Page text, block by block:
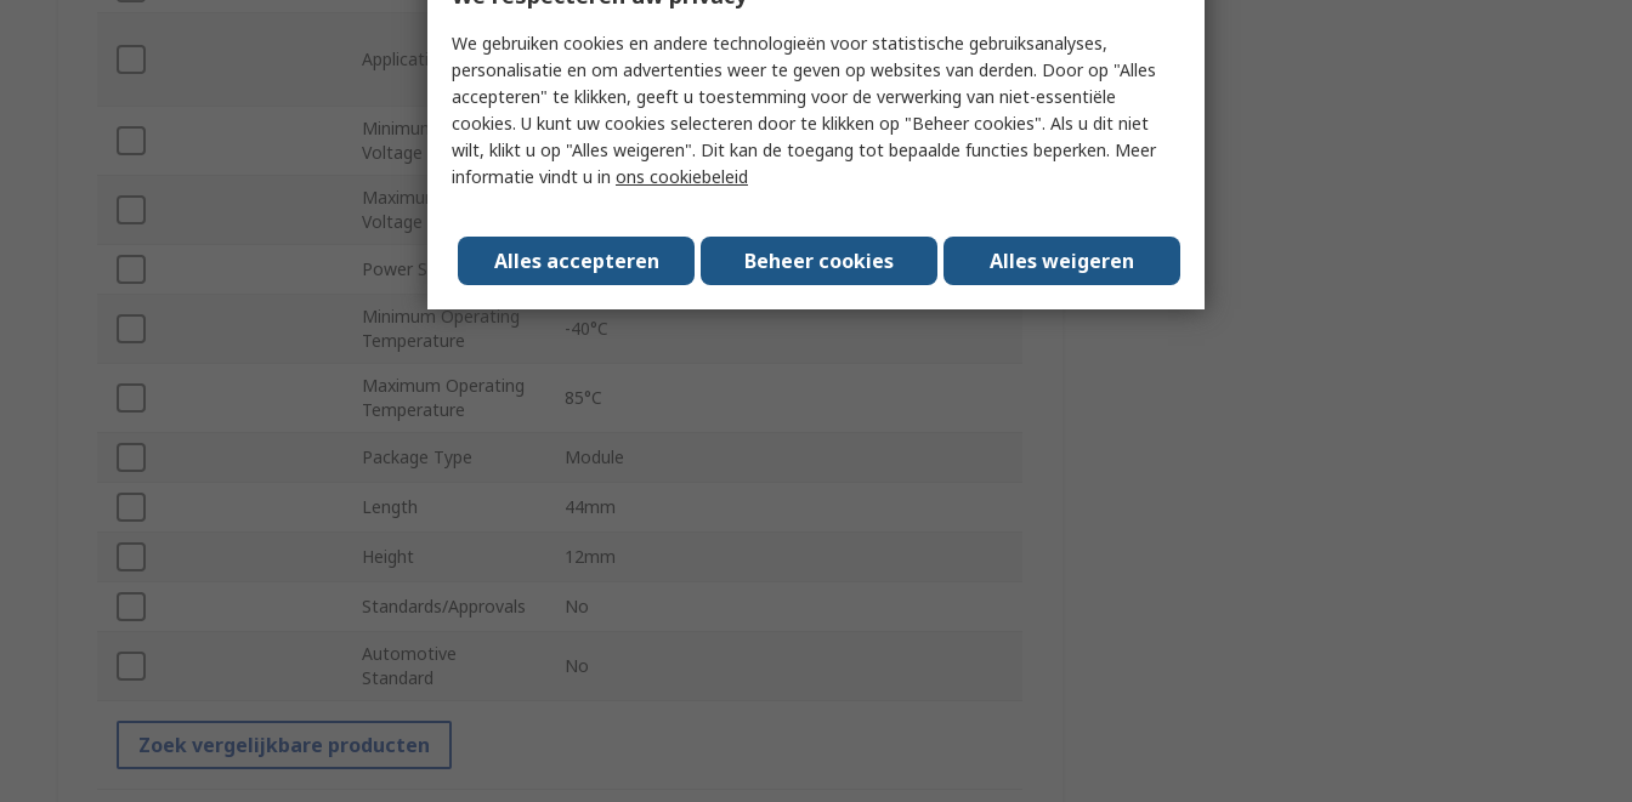
Application
Indoor Air Quality Monitors, Hand Held Air Quality
Monitors, Air Purifier, Automotive Cabin Air Purifiers,
HVAC
Minimum Supply
Voltage
0V
Maximum Supply
Voltage
Power Source Mains
Minimum Operating
Temperature
-40°C
Maximum Operating
Temperature
85°C
Package Type Module
Length 44mm
Height 12mm
Standards/Approvals No
Automotive
Standard
No
Zoek vergelijkbare producten
We gebruiken cookies en andere technologieën voor statistische gebruiksanalyses,
personalisatie en om advertenties weer te geven op websites van derden. Door op "Alles
accepteren" te klikken, geeft u toestemming voor de verwerking van niet-essentiële
cookies. U kunt uw cookies selecteren door te klikken op "Beheer cookies". Als u dit niet
wilt, klikt u op "Alles weigeren". Dit kan de toegang tot bepaalde functies beperken. Meer
informatie vindt u in ons cookiebeleid
Alles accepteren Beheer cookies Alles weigeren